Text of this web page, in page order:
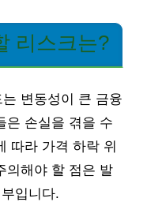
리스크는?
변동성이 큰 금융
은 손실을 겪을 수
따라 가격 하락 위
의해야 할 점은 발
입니다.